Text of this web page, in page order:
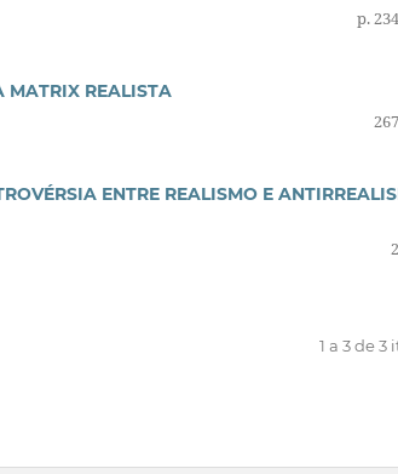
p.
MATRIX REALISTA
ENTRE REALISMO E
1 a 3 de 3